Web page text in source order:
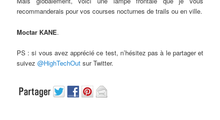
recommanderais pour vos courses nocturnes de trails ou en ville.
Moctar KANE.
PS : si vous avez apprécié ce test, n’hésitez pas à le partager et
suivez@HighTechOut sur Twitter.